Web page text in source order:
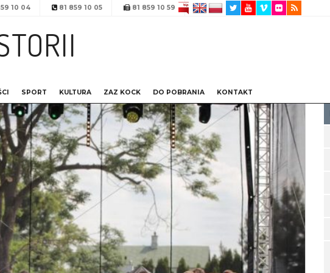
10 04 81 859 10 05 81 859 10 59
SPORT KULTURA ZAZ KOCK DO POBRANIA KONTAKT